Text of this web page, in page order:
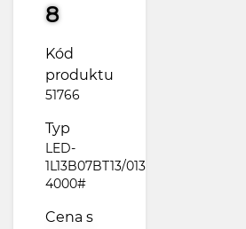
8
Kód
produktu
51766
Typ
LED-
1L13B07BT13/013
4000#
Cena s